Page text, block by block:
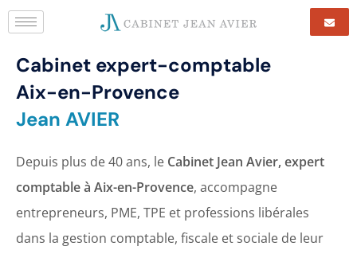
Cabinet expert-comptable
Aix-en-Provence
Jean AVIER
Depuis plus de 40 ans, le Cabinet Jean Avier, expert
comptable à Aix-en-Provence, accompagne
entrepreneurs, PME, TPE et professions libérales
dans la gestion comptable, fiscale et sociale de leur